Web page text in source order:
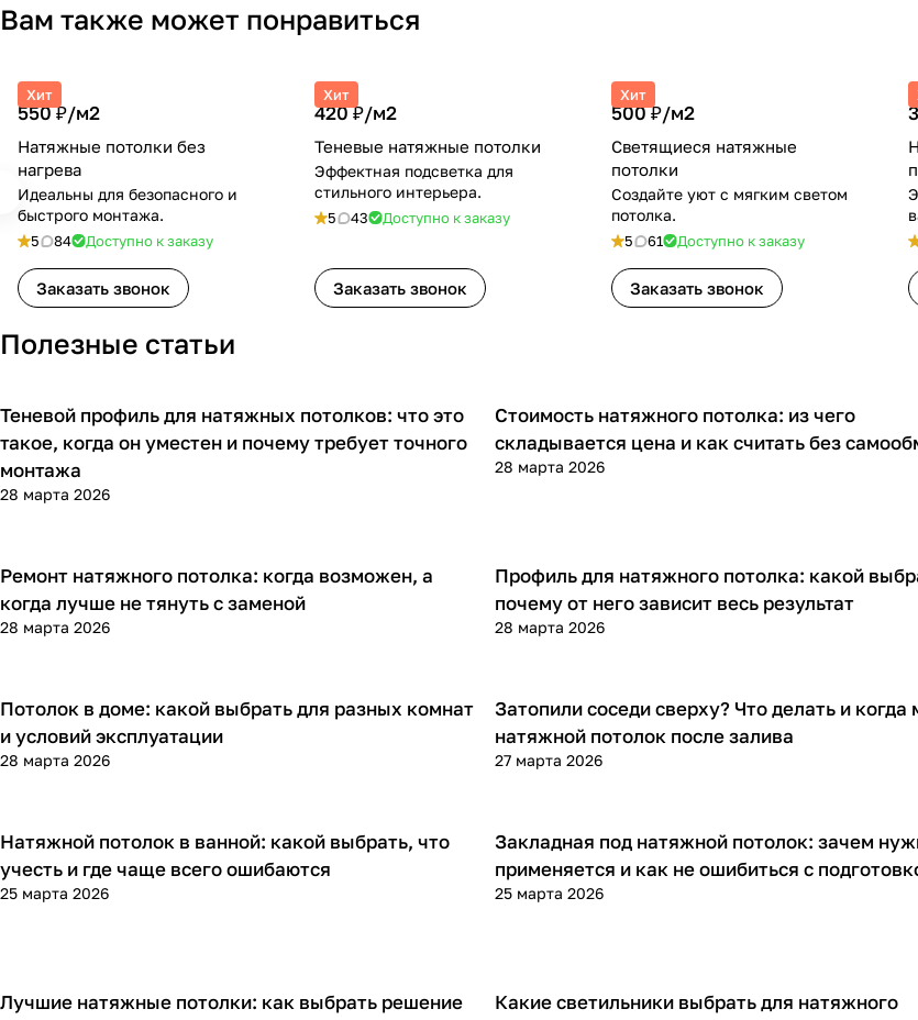
Вам также может понравиться
Хит
550 ₽/м2
Натяжные потолки без
нагрева
Идеальны для безопасного и
быстрого монтажа.
5 84 Доступно к заказу
Заказать звонок
Хит
420 ₽/м2
Теневые натяжные потолки
Эффектная подсветка для
стильного интерьера.
5 43 Доступно к заказу
Заказать звонок
Хит
500 ₽/м2
Светящиеся натяжные
потолки
Создайте уют с мягким светом
потолка.
5 61 Доступно к заказу
Заказать звонок
Полезные статьи
Полезная информация
Теневой профиль для натяжных потолков: что это
такое, когда он уместен и почему требует точного
монтажа
28 марта 2026
Полезная информация
Стоимость натяжного потолка: из чего
складывается цена и как считать без
28 марта 2026
Полезная информация
Ремонт натяжного потолка: когда возможен, а
когда лучше не тянуть с заменой
28 марта 2026
Полезная информация
Профиль для натяжного потолка: какой
почему от него зависит весь результат
28 марта 2026
Полезная информация
Потолок в доме: какой выбрать для разных комнат
и условий эксплуатации
28 марта 2026
Полезная информация
Затопили соседи сверху? Что делать и когда
натяжной потолок после залива
27 марта 2026
Полезная информация
Натяжной потолок в ванной: какой выбрать, что
учесть и где чаще всего ошибаются
25 марта 2026
Полезная информация
Закладная под натяжной потолок: зачем
применяется и как не ошибиться с
25 марта 2026
Полезная информация
Лучшие натяжные потолки: как выбрать решение
Полезная информация
Какие светильники выбрать для натяжного